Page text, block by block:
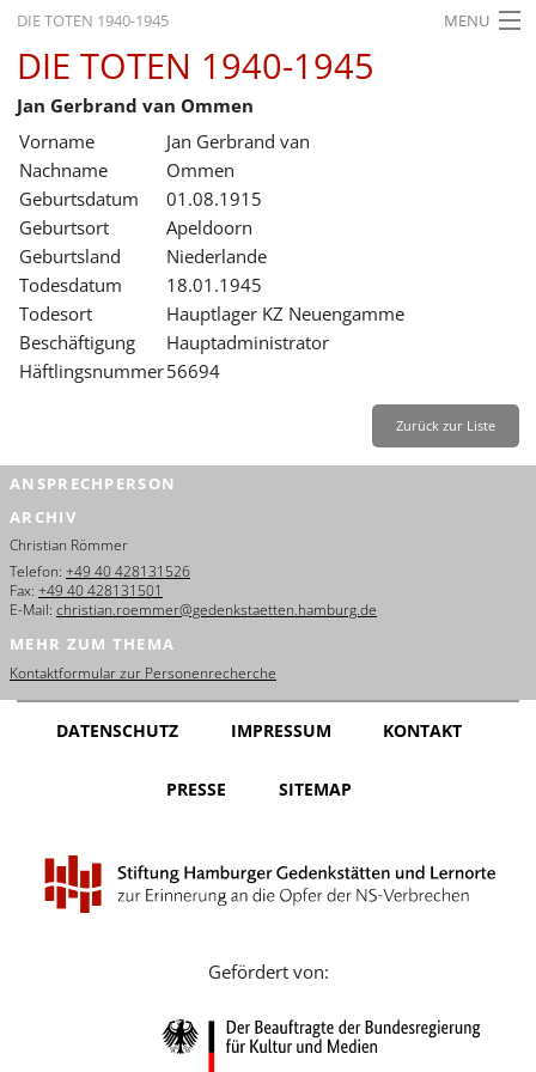
DIE TOTEN 1940-1945 MENU
STARTSEITE
AKTUELLES
AUSSTELLUNGEN
GESCHICHTE
BILDUNG
FORSCHUNG
SERVICE
Français
Dansk
Español
Nederlands
Português
Русский
Leichte Sprache
DIE TOTEN 1940-1945
Jan Gerbrand van Ommen
Vorname
Jan Gerbrand van
Nachname
Ommen
Geburtsdatum
01.08.1915
Geburtsort
Apeldoorn
Geburtsland
Niederlande
Todesdatum
18.01.1945
Todesort
Hauptlager KZ Neuengamme
Beschäftigung
Hauptadministrator
Häftlingsnummer56694
Zurück zur Liste
ANSPRECHPERSON
ARCHIV
Christian Römmer
Telefon: +49 40 428131526
Fax: +49 40 428131501
E-Mail: christian.roemmer@gedenkstaetten.hamburg.de
MEHR ZUM THEMA
Kontaktformular zur Personenrecherche
DATENSCHUTZ IMPRESSUM KONTAKT
PRESSE SITEMAP
Gefördert von: